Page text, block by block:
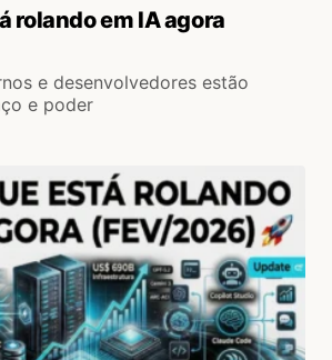
rolando em IA agora
e desenvolvedores estão
e poder